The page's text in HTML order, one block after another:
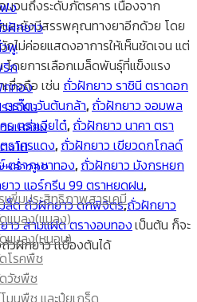
ง
ฝักยาว
พู
ก
ทอง
ะเจี๊ยบ
บเหลี่ยม
งโม
หล่ำดอก
ขือเทศ
กาด
ขือยาว
ด
ระขี้นก
ะ
เพิ่มประสิทธิภาพสารเคมี
แมลง(แมลง)
แมลง(หนอน)
โรคพืช
วัชพืช
มนพืช และปุ๋ยเกร็ด
นจนถึงระดับภัตรคาร เนืองจาก
ละยังมีสรรพคุณทางยาอีกด้วย โดย
ไม่ค่อยแสดงอาการให้เห็นชัดเจน แต่
โดยการเลือกเมล็ดพันธุ์ที่แข็งแรง
ชื่อถือ เช่น ถั่วฝักยาว ราชินี ตราดอก
ราตะวันต้นกล้า, ถั่วฝักยาว จอมพล
ตราเจียไต๋, ถั่วฝักยาว นาคา ตรา
ราศรแดง, ถั่วฝักยาว เขียวดกโกลด์
ตราภูเขาทอง, ถั่วฝักยาว มังกรหยก
าว แอร์กรีน 99 ตราหยดฝน,
ล็ด ถั่วฝักยาว ดกพิจิตร,ถั่วฝักยาว
าว สามแฝด ตรางอบทองเป็นต้น ก็จะ
วฝักยาว เเบื้องต้นได้